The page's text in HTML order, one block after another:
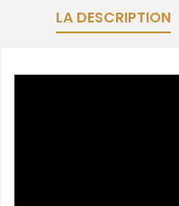
LA DESCRIPTION